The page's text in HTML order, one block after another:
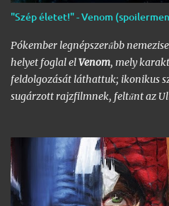
sorozat 200 számot élt meg, ami
lehet készíteni hozzá az üres
így is folyamatosan borsot tör a
hála a Nagy DC- ésMarvel-
nagyobb helyet igénylő …
"Szép életet!" - Venom
Pókember legnépszerűbb
helyet foglal elVenom, mely
feldolgozását láthattuk; ikonikus
sugárzott rajzfilmnek, feltűnt az
Amazing Spider-Man252.
299. számban pedig már Venomot
erejéig a füzet végén, egy
Jane-et rémítette halálra. A